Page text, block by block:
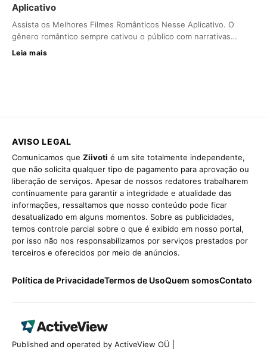
Aplicativo
Assista os Melhores Filmes Românticos Nesse Aplicativo. O
gênero romântico sempre cativou o público com narrativas…
Leia mais
AVISO LEGAL
Comunicamos que Ziivoti é um site totalmente independente,
que não solicita qualquer tipo de pagamento para aprovação ou
liberação de serviços. Apesar de nossos redatores trabalharem
continuamente para garantir a integridade e atualidade das
informações, ressaltamos que nosso conteúdo pode ficar
desatualizado em alguns momentos. Sobre as publicidades,
temos controle parcial sobre o que é exibido em nosso portal,
por isso não nos responsabilizamos por serviços prestados por
terceiros e oferecidos por meio de anúncios.
Política de PrivacidadeTermos de UsoQuem somosContato
Published and operated by ActiveView OÜ |